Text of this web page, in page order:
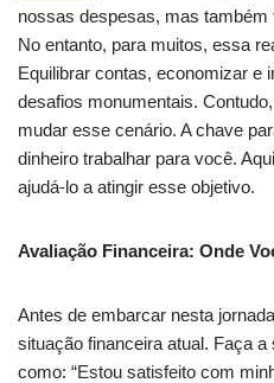
nossas despesas, mas também
No entanto, para muitos, essa
Equilibrar contas, economizar e
desafios monumentais.
mudar esse cenário. A chave
dinheiro trabalhar para você.
ajudá-lo a atingir esse objetivo.
Avaliação Financeira: Onde
Antes de embarcar nesta
situação financeira atual. Faça
como: “Estou satisfeito com